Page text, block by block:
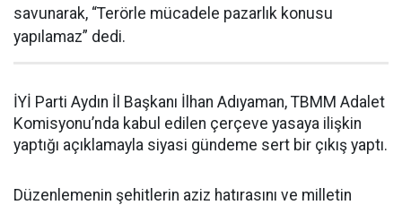
savunarak, “Terörle mücadele pazarlık konusu
yapılamaz” dedi.
İYİ Parti Aydın İl Başkanı İlhan Adıyaman, TBMM Adalet
Komisyonu’nda kabul edilen çerçeve yasaya ilişkin
yaptığı açıklamayla siyasi gündeme sert bir çıkış yaptı.
Düzenlemenin şehitlerin aziz hatırasını ve milletin